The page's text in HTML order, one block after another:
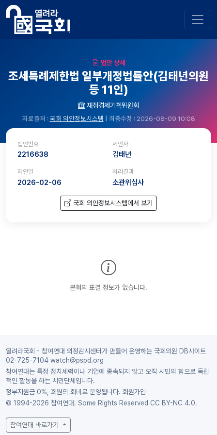
법안 상세
조세특례제한법 일부개정법률안(김태년의원
등 11인)
재정경제기획위원회
자료출처 :국회 의안정보시스템 | 최종수정 : 2026-08-09 10:08
법안번호
2216638
제안자
김태년
제안일
2026-02-06
처리결과
소관위심사
국회 의안정보시스템에서 보기
본회의 표결 정보가 없습니다.
열려라국회 - 참여연대 의정감시센터가 만들어 운영하는 국회의원 DB사이트
02-725-7104 watch@pspd.org
참여연대는 특정 정치세력이나 기업에 종속되지 않고 오직 시민의 힘으로 독립
적인 활동을 하는 시민단체입니다.
정부지원금 0%, 회원의 회비로 운영됩니다. 회원가입
© 1994-2026 참여연대. Some Rights Reserved CC BY-NC 4.0.
참여연대 바로가기